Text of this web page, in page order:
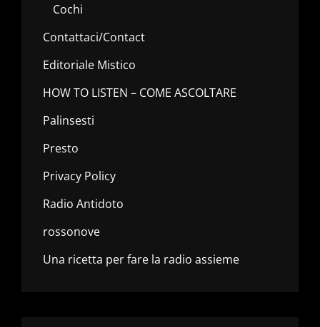
Cochi
Contattaci/Contact
Editoriale Mistico
HOW TO LISTEN – COME ASCOLTARE
Palinsesti
Presto
Privacy Policy
Radio Antidoto
rossonove
Una ricetta per fare la radio assieme